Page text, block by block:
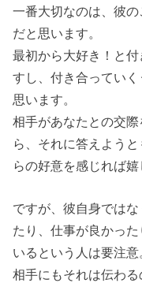
一番大切なのは、彼
だと思います。
最初から大好き！と
すし、付き合ってい
思います。
相手があなたとの交
ら、それに答えよう
らの好意を感じれば嬉
ですが、彼自身では
たり、仕事が良かっ
いるという人は要注意
相手にもそれは伝わる